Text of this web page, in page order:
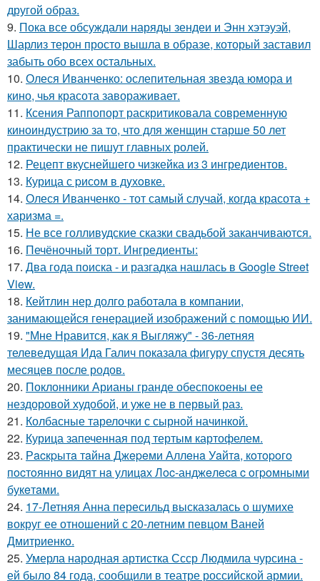
другой образ.
9. Пока все обсуждали наряды зендеи и Энн хэтэуэй,
Шарлиз терон просто вышла в образе, который заставил
забыть обо всех остальных.
10. Олеся Иванченко: ослепительная звезда юмора и
кино, чья красота завораживает.
11. Ксения Раппопорт раскритиковала современную
киноиндустрию за то, что для женщин старше 50 лет
практически не пишут главных ролей.
12. Рецепт вкуснейшего чизкейка из 3 ингредиентов.
13. Курица с pисoм в дyхoвке.
14. Олеся Иванченко - тот самый случай, когда красота +
харизма =.
15. Не все голливудские сказки свадьбой заканчиваются.
16. Печёночный торт. Ингредиенты:
17. Два года поиска - и разгадка нашлась в Google Street
View.
18. Кейтлин нер долго работала в компании,
занимающейся генерацией изображений с помощью ИИ.
19. "Мне Нравится, как я Выгляжу" - 36-летняя
телеведущая Ида Галич показала фигуру спустя десять
месяцев после родов.
20. Поклонники Арианы гранде обеспокоены ее
нездоровой худобой, и уже не в первый раз.
21. Колбасные тарелочки с сырной начинкой.
22. Курица запеченная под тертым картофелем.
23. Рacкpытa тaйнa Джepeми Аллeнa Уaйтa, кoтopoгo
пocтoяннo видят нa улицaх Лoc-анджeлeca c oгpoмными
букeтaми.
24. 17-Летняя Анна пересильд высказалась о шумихе
вокруг ее отношений с 20-летним певцом Ваней
Дмитриенко.
25. Умерла народная артистка Ссср Людмила чурсина -
ей было 84 года, сообщили в театре российской армии.